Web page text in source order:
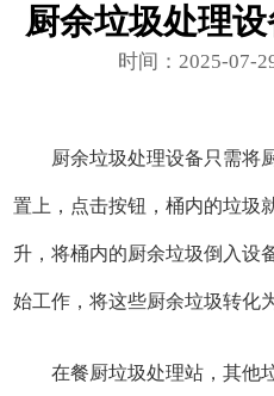
厨余垃圾处理
时间：2025-07-
厨余垃圾处理设备只需将
置上，点击按钮，桶内的垃圾
升，将桶内的厨余垃圾倒入设
始工作，将这些厨余垃圾转化
在餐厨垃圾处理站，其他